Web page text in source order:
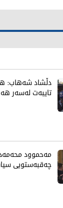
دڵشاد شەهاب:
تایبەت لەسەر
مەحموود
چەقبەستویی